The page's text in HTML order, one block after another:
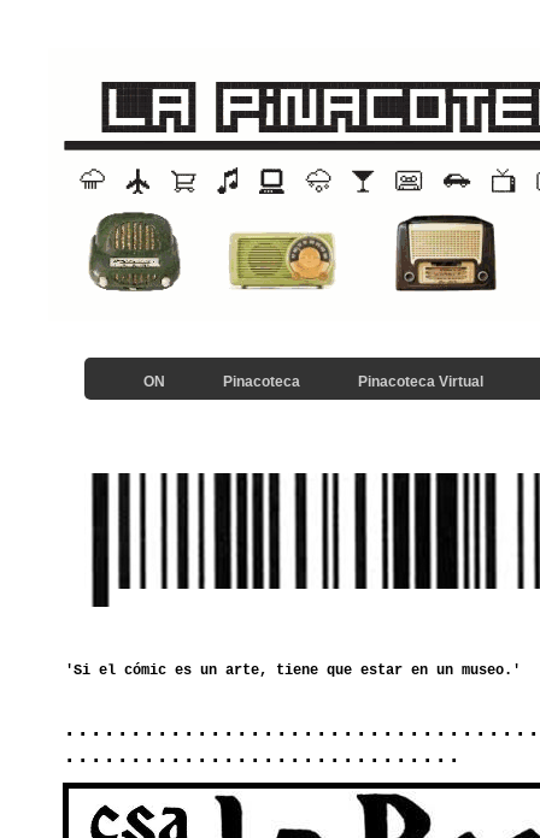
ON Pinacoteca Pinacoteca Virtual
..............................